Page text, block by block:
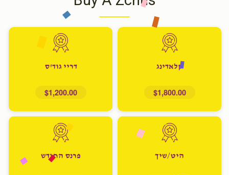
קלאדינג
$1,800.00
דריי גוד'ס
$1,200.00
היט/שיך פרנס החודש